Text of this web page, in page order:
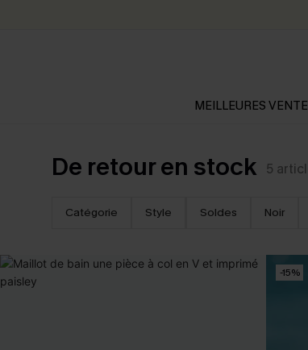
MEILLEURES
De retour en stock 5
Catégorie Style Soldes Noir
-15%